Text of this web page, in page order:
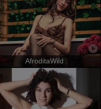
AfroditaWild